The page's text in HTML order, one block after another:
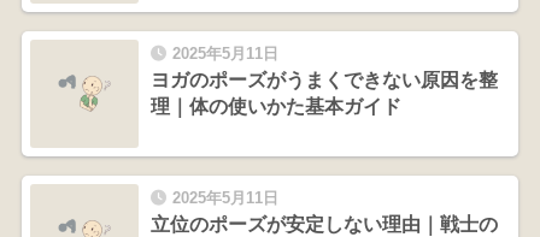
2025年5月11日
ヨガのポーズがうまくできない原因を整
理｜体の使いかた基本ガイド
2025年5月11日
立位のポーズが安定しない理由｜戦士の